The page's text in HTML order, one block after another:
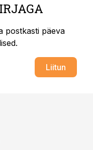
postkasti päeva
Liitun